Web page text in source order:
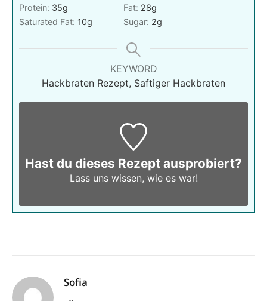
Protein: 35g Fat: 28g
Saturated Fat: 10g Sugar: 2g
KEYWORD
Hackbraten Rezept, Saftiger Hackbraten
Hast du dieses Rezept ausprobiert?
Lass uns wissen, wie es war!
Sofia